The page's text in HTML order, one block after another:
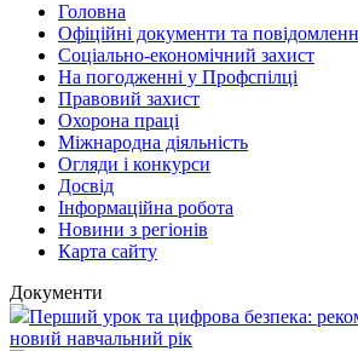
Головна
Офіційні документи та
Соціально-економічний захист
На погодженні у Профспілці
Правовий захист
Охорона праці
Міжнародна діяльність
Огляди і конкурси
Досвід
Інформаційна робота
Новини з регіонів
Карта сайту
Документи
Перший урок та цифрова безпека:
новий навчальний рік